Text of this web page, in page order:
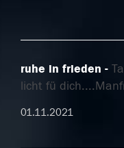
ruhe in frieden
licht fü
01.11.2021